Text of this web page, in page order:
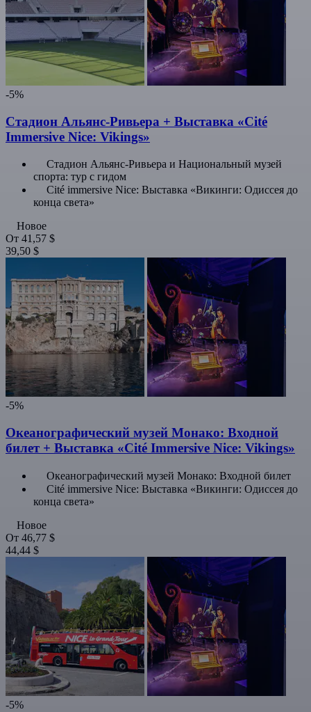
-5%
Стадион Альянс-Ривьера + Выставка «Cité
Immersive Nice: Vikings»
Стадион Альянс-Ривьера и Национальный музей
спорта: тур с гидом
Cité immersive Nice: Выставка «Викинги: Одиссея до
конца света»
Новое
От 41,57 $
39,50 $
-5%
Океанографический музей Монако: Входной
билет + Выставка «Cité Immersive Nice: Vikings»
Океанографический музей Монако: Входной билет
Cité immersive Nice: Выставка «Викинги: Одиссея до
конца света»
Новое
От 46,77 $
44,44 $
-5%